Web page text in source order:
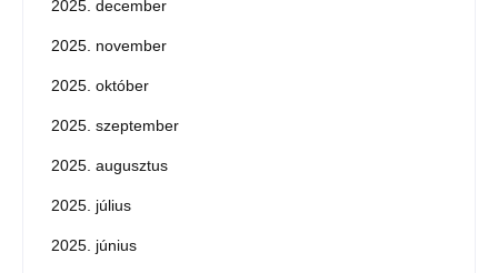
2025. december
2025. november
2025. október
2025. szeptember
2025. augusztus
2025. július
2025. június